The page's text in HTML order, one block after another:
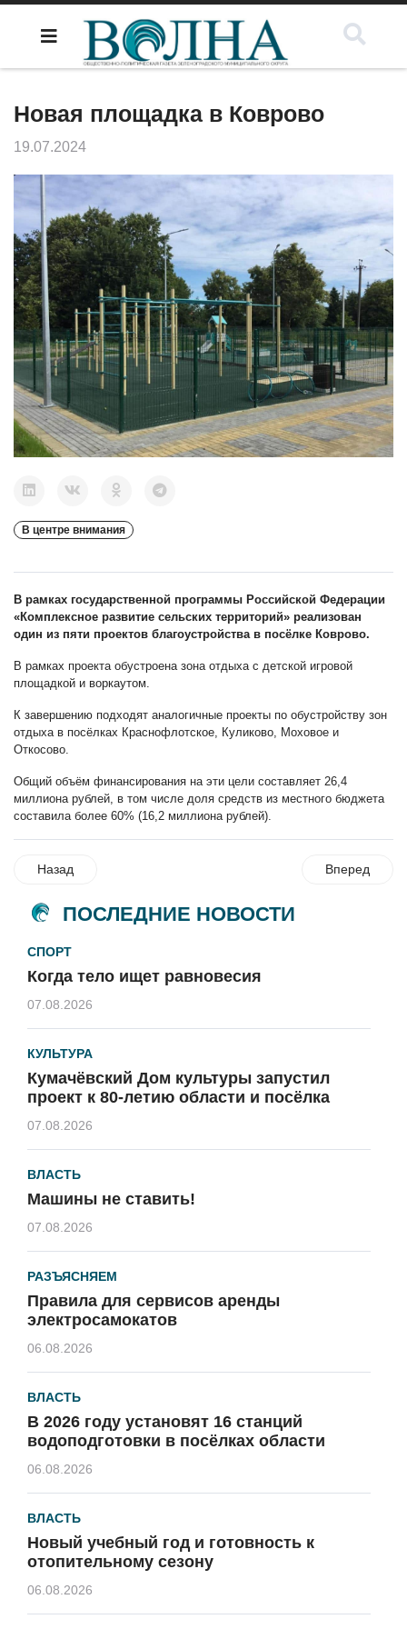
Новая площадка в Коврово
19.07.2024
В центре внимания
В рамках государственной программы Российской Федерации
«Комплексное развитие сельских территорий» реализован
один из пяти проектов благоустройства в посёлке Коврово.
В рамках проекта обустроена зона отдыха с детской игровой
площадкой и воркаутом.
К завершению подходят аналогичные проекты по обустройству зон
отдыха в посёлках Краснофлотское, Куликово, Моховое и
Откосово.
Общий объём финансирования на эти цели составляет 26,4
миллиона рублей, в том числе доля средств из местного бюджета
составила более 60% (16,2 миллиона рублей).
Назад Вперед
ПОСЛЕДНИЕ НОВОСТИ
СПОРТ
Когда тело ищет равновесия
07.08.2026
КУЛЬТУРА
Кумачёвский Дом культуры запустил
проект к 80-летию области и посёлка
07.08.2026
ВЛАСТЬ
Машины не ставить!
07.08.2026
РАЗЪЯСНЯЕМ
Правила для сервисов аренды
электросамокатов
06.08.2026
ВЛАСТЬ
В 2026 году установят 16 станций
водоподготовки в посёлках области
06.08.2026
ВЛАСТЬ
Новый учебный год и готовность к
отопительному сезону
06.08.2026